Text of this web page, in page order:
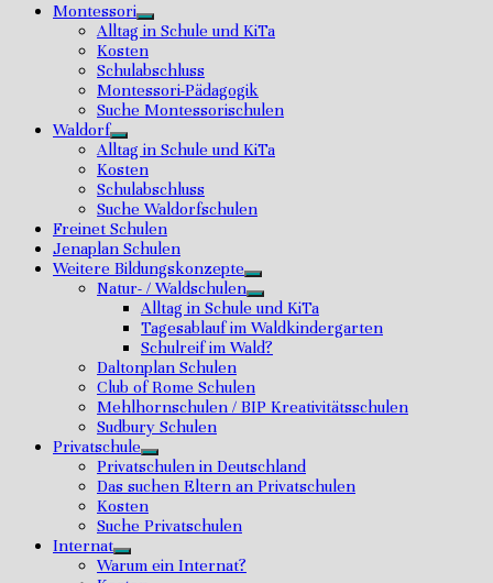
Montessori
Untermenü
anzeigen
Alltag in Schule und KiTa
Kosten
Schulabschluss
Montessori-Pädagogik
Suche Montessorischulen
Waldorf
Untermenü
anzeigen
Alltag in Schule und KiTa
Kosten
Schulabschluss
Suche Waldorfschulen
Freinet Schulen
Jenaplan Schulen
Weitere Bildungskonzepte
Untermenü
anzeigen
Natur- / Waldschulen
Untermenü
anzeigen
Alltag in Schule und KiTa
Tagesablauf im Waldkindergarten
Schulreif im Wald?
Daltonplan Schulen
Club of Rome Schulen
Mehlhornschulen / BIP Kreativitätsschulen
Sudbury Schulen
Privatschule
Untermenü
anzeigen
Privatschulen in Deutschland
Das suchen Eltern an Privatschulen
Kosten
Suche Privatschulen
Internat
Untermenü
anzeigen
Warum ein Internat?